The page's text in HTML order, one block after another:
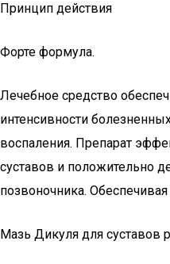
Принцип действия
Форте формула.
Лечебное средство
интенсивности
воспаления. Препарат
суставов и положительно
позвоночника. Обеспечивая
Мазь Дикуля для суставов